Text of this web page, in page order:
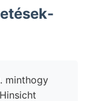
minthogy